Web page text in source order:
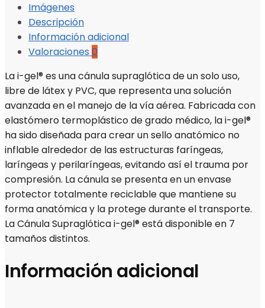
Imágenes
Descripción
Información adicional
Valoraciones 0
La i-gel® es una cánula supraglótica de un solo uso,
libre de látex y PVC, que representa una solución
avanzada en el manejo de la vía aérea. Fabricada con
elastómero termoplástico de grado médico, la i-gel®
ha sido diseñada para crear un sello anatómico no
inflable alrededor de las estructuras faríngeas,
laríngeas y perilaríngeas, evitando así el trauma por
compresión. La cánula se presenta en un envase
protector totalmente reciclable que mantiene su
forma anatómica y la protege durante el transporte.
La Cánula Supraglótica i-gel® está disponible en 7
tamaños distintos.
Información adicional